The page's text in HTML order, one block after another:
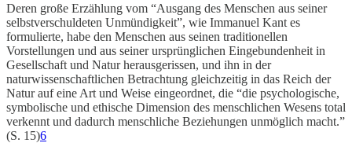
Deren große Erzählung vom “Ausgang des Menschen aus seiner
selbstverschuldeten Unmündigkeit”, wie Immanuel Kant es
formulierte, habe den Menschen aus seinen traditionellen
Vorstellungen und aus seiner ursprünglichen Eingebundenheit in
Gesellschaft und Natur herausgerissen, und ihn in der
naturwissenschaftlichen Betrachtung gleichzeitig in das Reich der
Natur auf eine Art und Weise eingeordnet, die “die psychologische,
symbolische und ethische Dimension des menschlichen Wesens total
verkennt und dadurch menschliche Beziehungen unmöglich macht.”
(S. 15)6